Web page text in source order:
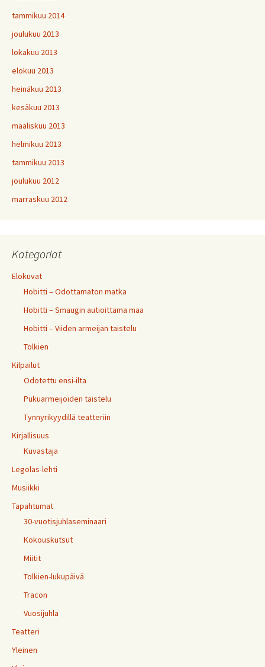
tammikuu 2014
joulukuu 2013
lokakuu 2013
elokuu 2013
heinäkuu 2013
kesäkuu 2013
maaliskuu 2013
helmikuu 2013
tammikuu 2013
joulukuu 2012
marraskuu 2012
Kategoriat
Elokuvat
Hobitti – Odottamaton matka
Hobitti – Smaugin autioittama maa
Hobitti – Viiden armeijan taistelu
Tolkien
Kilpailut
Odotettu ensi-ilta
Pukuarmeijoiden taistelu
Tynnyrikyydillä teatteriin
Kirjallisuus
Kuvastaja
Legolas-lehti
Musiikki
Tapahtumat
30-vuotisjuhlaseminaari
Kokouskutsut
Miitit
Tolkien-lukupäivä
Tracon
Vuosijuhla
Teatteri
Yleinen